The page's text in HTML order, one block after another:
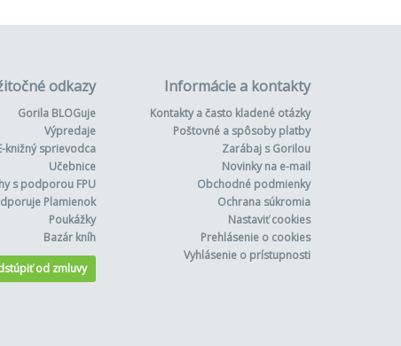
odkazy
Gorila BLOGuje
Výpredaje
knižný sprievodca
Učebnice
s podporou FPU
Plamienok
Poukážky
Bazár kníh
od zmluvy
Informácie a kontakty
Kontakty a často kladené otázky
Poštovné a spôsoby platby
Zarábaj s Gorilou
Novinky na e-mail
Obchodné podmienky
Ochrana súkromia
Nastaviť cookies
Prehlásenie o cookies
Vyhlásenie o prístupnosti